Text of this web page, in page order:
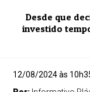
Desde que
investido
12/08/2024 às